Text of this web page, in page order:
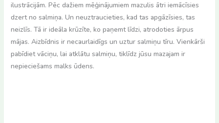
ilustrācijām. Pēc dažiem mēģinājumiem mazulis ātri iemācīsies
dzert no salmiņa. Un neuztraucieties, kad tas apgāzīsies, tas
neizlīs. Tā ir ideāla krūzīte, ko paņemt līdzi, atrodoties ārpus
mājas. Aizbīdnis ir necaurlaidīgs un uztur salmiņu tīru. Vienkārši
pabīdiet vāciņu, lai atklātu salmiņu, tiklīdz jūsu mazajam ir
nepieciešams malks ūdens.